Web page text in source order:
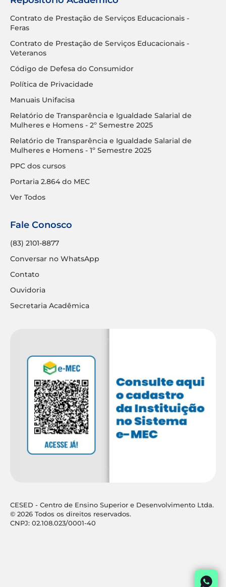
Contrato de Prestação de Serviços Educacionais -
Feras
Contrato de Prestação de Serviços Educacionais -
Veteranos
Código de Defesa do Consumidor
Política de Privacidade
Manuais Unifacisa
Relatório de Transparência e Igualdade Salarial de
Mulheres e Homens - 2º Semestre 2025
Relatório de Transparência e Igualdade Salarial de
Mulheres e Homens - 1º Semestre 2025
PPC dos cursos
Portaria 2.864 do MEC
Ver Todos
Fale Conosco
(83) 2101-8877
Conversar no WhatsApp
Contato
Ouvidoria
Secretaria Acadêmica
CESED - Centro de Ensino Superior e Desenvolvimento Ltda.
© 2026 Todos os direitos reservados.
CNPJ: 02.108.023/0001-40